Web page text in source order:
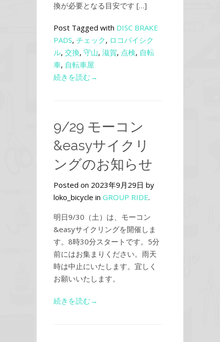
換が必要となる目安です […]
Post Tagged with DISC BRAKE
PADS, チェック, ロコバイシク
ル, 交換, 守山, 滋賀, 点検, 自転
車, 自転車屋
続きを読む→
9/29 モーコン
&easyサイクリ
ングのお知らせ
Posted on 2023年9月29日 by
loko_bicycle in GROUP RIDE.
明日9/30（土）は、モーコン
&easyサイクリングを開催しま
す。8時30分スタートです。5分
前にはお集まりください。雨天
時は中止にいたします。宜しく
お願いいたします。
続きを読む→